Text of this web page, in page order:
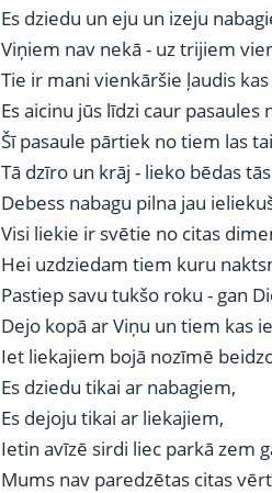
Es dziedu un eju un izeju
Viņiem nav nekā - uz trijiem
Tie ir mani vienkāršie ļaudis
Es aicinu jūs līdzi caur pasaules
Šī pasaule pārtiek no tiem las
Tā dzīro un krāj - lieko bēdas
Debess nabagu pilna jau
Visi liekie ir svētie no citas
Hei uzdziedam tiem kuru
Pastiep savu tukšo roku - gan
Dejo kopā ar Viņu un tiem kas
Iet liekajiem bojā nozīmē
Es dziedu tikai ar nabagiem,
Es dejoju tikai ar liekajiem,
Ietin avīzē sirdi liec parkā zem
Mums nav paredzētas citas